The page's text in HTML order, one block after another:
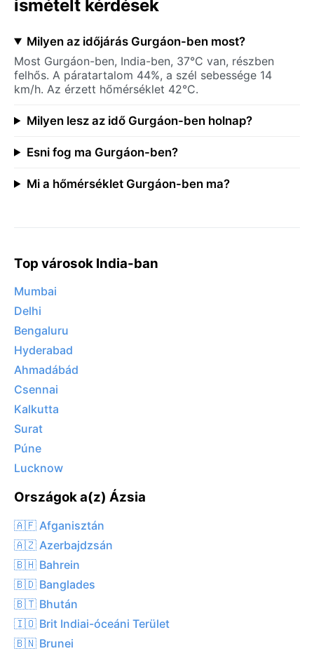
ismételt kérdések
Milyen az időjárás Gurgáon-ben most?
Most Gurgáon-ben, India-ben, 37°C van, részben
felhős. A páratartalom 44%, a szél sebessége 14
km/h. Az érzett hőmérséklet 42°C.
Milyen lesz az idő Gurgáon-ben holnap?
Esni fog ma Gurgáon-ben?
Mi a hőmérséklet Gurgáon-ben ma?
Top városok India-ban
Mumbai
Delhi
Bengaluru
Hyderabad
Ahmadábád
Csennai
Kalkutta
Surat
Púne
Lucknow
Országok a(z) Ázsia
🇦🇫 Afganisztán
🇦🇿 Azerbajdzsán
🇧🇭 Bahrein
🇧🇩 Banglades
🇧🇹 Bhután
🇮🇴 Brit Indiai-óceáni Terület
🇧🇳 Brunei